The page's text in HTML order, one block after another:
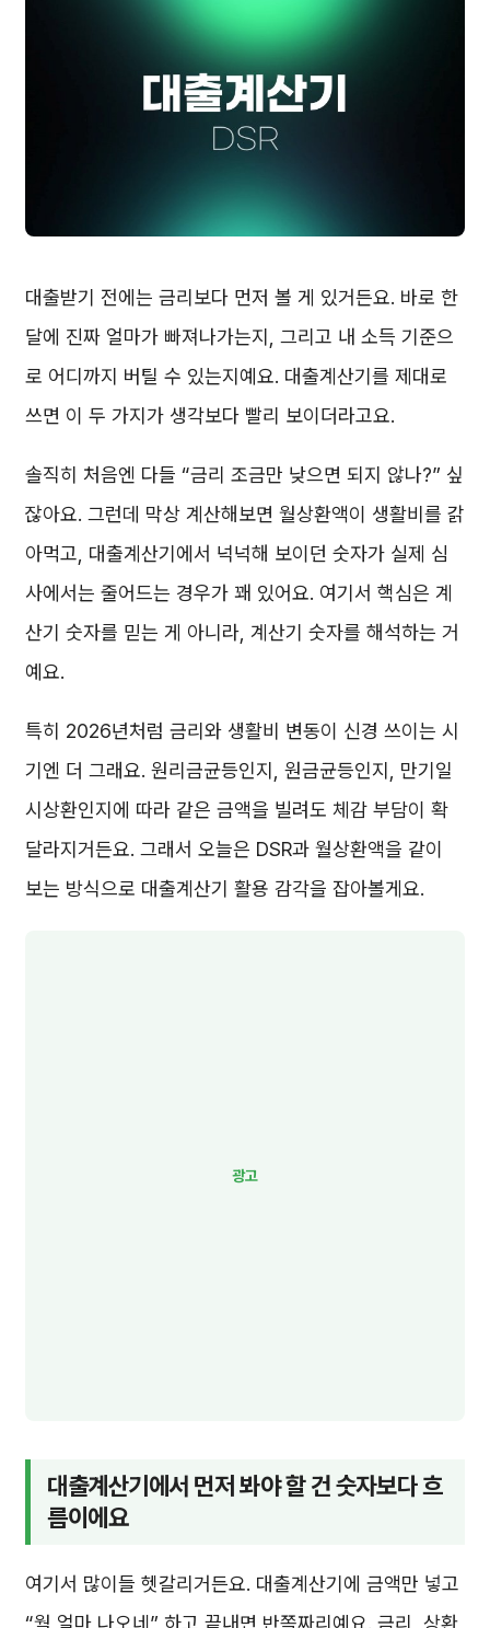
대출받기 전에는 금리보다 먼저 볼 게 있거든요. 바로 한
달에 진짜 얼마가 빠져나가는지, 그리고 내 소득 기준으
로 어디까지 버틸 수 있는지예요. 대출계산기를 제대로
쓰면 이 두 가지가 생각보다 빨리 보이더라고요.
솔직히 처음엔 다들 “금리 조금만 낮으면 되지 않나?” 싶
잖아요. 그런데 막상 계산해보면 월상환액이 생활비를 갉
아먹고, 대출계산기에서 넉넉해 보이던 숫자가 실제 심
사에서는 줄어드는 경우가 꽤 있어요. 여기서 핵심은 계
산기 숫자를 믿는 게 아니라, 계산기 숫자를 해석하는 거
예요.
특히 2026년처럼 금리와 생활비 변동이 신경 쓰이는 시
기엔 더 그래요. 원리금균등인지, 원금균등인지, 만기일
시상환인지에 따라 같은 금액을 빌려도 체감 부담이 확
달라지거든요. 그래서 오늘은 DSR과 월상환액을 같이
보는 방식으로 대출계산기 활용 감각을 잡아볼게요.
대출계산기에서 먼저 봐야 할 건 숫자보다 흐
름이에요
여기서 많이들 헷갈리거든요. 대출계산기에 금액만 넣고
“월 얼마 나오네” 하고 끝내면 반쪽짜리예요. 금리, 상환